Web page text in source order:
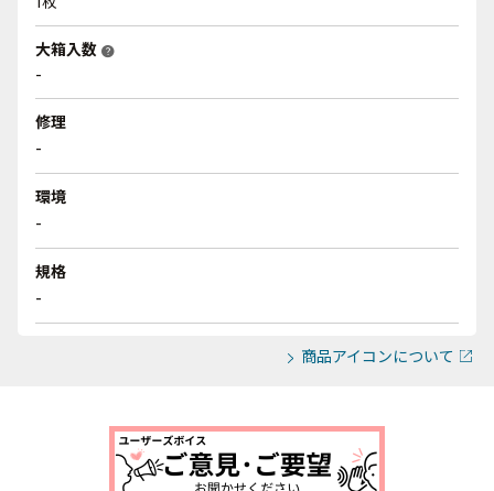
大箱入数 help
-
修理
-
環境
-
規格
-
商品アイコンについて